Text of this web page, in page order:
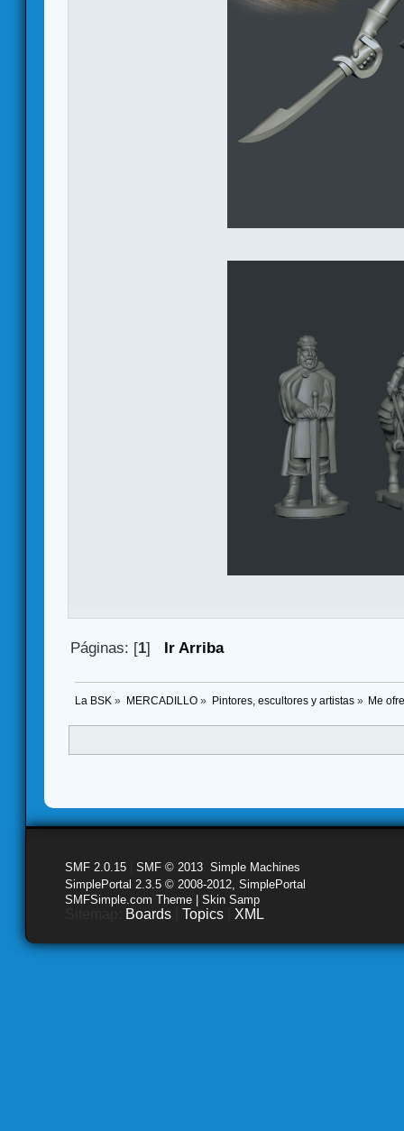
Páginas: [1] Ir Arriba
La BSK » MERCADILLO» Pintores, escultores y artistas» Me
SMF 2.0.15 SMF © 2013 Simple Machines
SimplePortal 2.3.5 © 2008-2012, SimplePortal
SMFSimple.com Theme | Skin Samp
Boards Topics XML